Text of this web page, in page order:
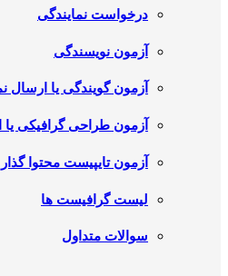
درخواست نمایندگی
آزمون نویسندگی
آزمون گویندگی یا ارسال
آزمون طراحی گرافیکی یا
آزمون تایپیست محتوا گذار
لیست گرافیست ها
سوالات متداول